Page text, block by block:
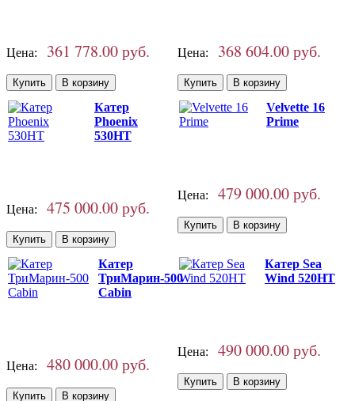
Цена: 361 778.00 руб. Цена: 368 604.00 руб.
Катер
Phoenix
530HT
Цена: 475 000.00 руб.
Velvette 16
Prime
Цена: 479 000.00 руб.
Катер
ТриМарин-500
Cabin
Цена: 480 000.00 руб.
Катер Sea
Wind 520HT
Цена: 490 000.00 руб.